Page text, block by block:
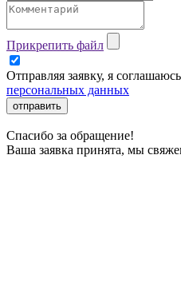
Прикрепить файл
Отправляя заявку, я
персональных данных
отправить
Спасибо за обращение!
Ваша заявка принята, мы